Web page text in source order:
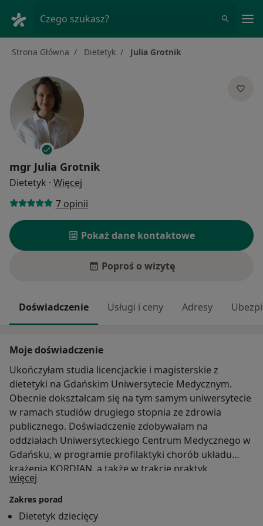
Czego szukasz?
Strona Główna Dietetyk Julia Grotnik
mgr Julia Grotnik
Dietetyk · Więcej
7 opinii
Pokaż dane kontaktowe
Poproś o wizytę
Doświadczenie Usługi i ceny Adresy
Moje doświadczenie
Ukończyłam studia licencjackie i magisterskie z
dietetyki na Gdańskim Uniwersytecie Medycznym.
Obecnie dokształcam się na tym samym uniwersytecie
w ramach studiów drugiego stopnia ze zdrowia
publicznego. Doświadczenie zdobywałam na
oddziałach Uniwersyteckiego Centrum Medycznego w
Gdańsku, w programie profilaktyki chorób układu
krążenia KORDIAN, a także w trakcie praktyk
studenckich w programie 6-10-14 dla Zdrowia w
Gdańsku skierowanego do dzieci z nadwagą i
otyłością. Szczególnie interesuję się dietetyką
więcej
Zakres porad
Dietetyk dziecięcy